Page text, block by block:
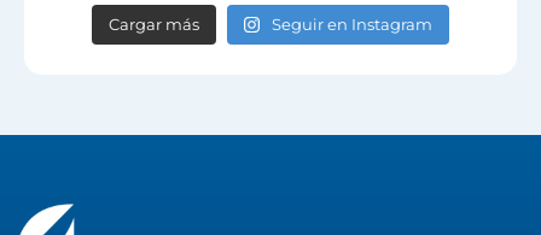
Cargar más Seguir en Instagram